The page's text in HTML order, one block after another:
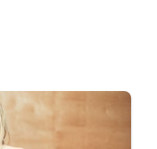
om de
houden.